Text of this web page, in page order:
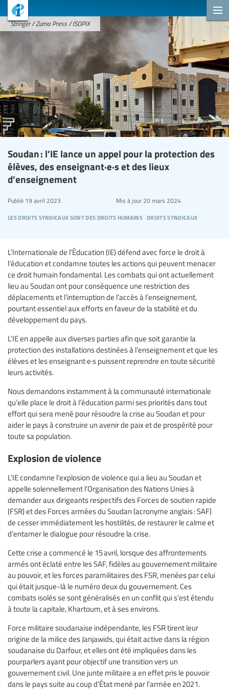
Stringer / Zuma Press / ISOPIX
Soudan : l’IE lance un appel pour la protection des
élèves, des enseignant·e·s et des lieux
d’enseignement
les droits syndicaux sont des droits humains droits syndicaux
Publié 19 avril 2023 Mis à jour20 mars 2024
L’Internationale de l’Éducation (IE) défend avec force le droit à
l’éducation et condamne toutes les actions qui peuvent menacer
ce droit humain fondamental. Les combats qui ont actuellement
lieu au Soudan ont pour conséquence une restriction des
déplacements et l’interruption de l’accès à l’enseignement,
pourtant essentiel aux efforts en faveur de la stabilité et du
développement du pays.
L’IE en appelle aux diverses parties afin que soit garantie la
protection des installations destinées à l’enseignement et que les
élèves et les enseignant·e·s puissent reprendre en toute sécurité
leurs activités.
Nous demandons instamment à la communauté internationale
qu’elle place le droit à l’éducation parmi ses priorités dans tout
effort qui sera mené pour résoudre la crise au Soudan et pour
aider le pays à construire un avenir de paix et de prospérité pour
toute sa population.
Explosion de violence
L’IE condamne l’explosion de violence qui a lieu au Soudan et
appelle solennellement l’Organisation des Nations Unies à
demander aux dirigeants respectifs des Forces de soutien rapide
(FSR) et des Forces armées du Soudan (acronyme anglais : SAF)
de cesser immédiatement les hostilités, de restaurer le calme et
d’entamer le dialogue pour résoudre la crise.
Cette crise a commencé le 15 avril, lorsque des affrontements
armés ont éclaté entre les SAF, fidèles au gouvernement militaire
au pouvoir, et les forces paramilitaires des FSR, menées par celui
qui était jusque-là le numéro deux du gouvernement. Ces
combats isolés se sont généralisés en un conflit qui s’est étendu
à toute la capitale, Khartoum, et à ses environs.
Force militaire soudanaise indépendante, les FSR tirent leur
origine de la milice des Janjawids, qui était active dans la région
soudanaise du Darfour, et elles ont été impliquées dans les
pourparlers ayant pour objectif une transition vers un
gouvernement civil. Une junte militaire a en effet pris le pouvoir
dans le pays suite au coup d’État mené par l’armée en 2021.